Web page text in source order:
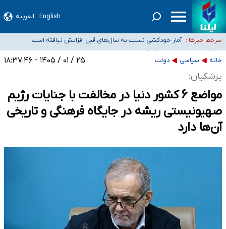
English العربیه
سرخط خبرها :
سیدحسن خمینی عزادار شد
آمار خودکشی نسبت به سال‌های قبل افزایش نیافته است
دستگیری عامل اصلی حادثه فوت حمیدرضا رجب‌زاده
نباید تفسیرهای سلیقه‌ای از مواضع رسمی کشور ارائه شود
«زیرمیزی» برای داوطلبان پزشکی سراب است/ دریافت‌های غیرمتعارف در شأن پزشکی
و کشورمان نیست/ نظام سلامت جلوی این رویه را بگیرد
خانه سیاسی دولت ۲۵ / ۰۱ / ۱۴۰۵ - ۱۸:۳۷:۴۶
پزشکیان:
مواضع ۶ کشور دنیا در مخالفت با جنایات رژیم
صهیونیستی ریشه در جایگاه فرهنگی و تاریخی
آن‌ها دارد